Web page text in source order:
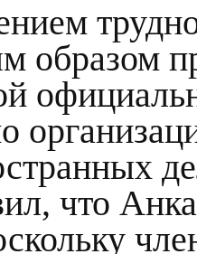
образом
что